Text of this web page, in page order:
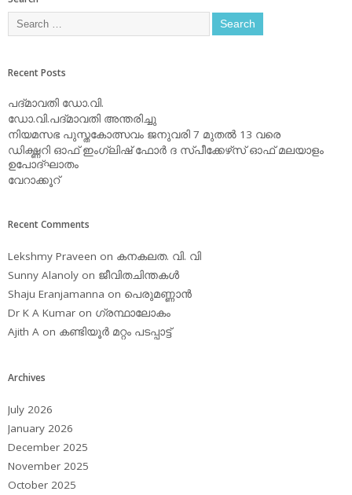
Recent Posts
പദ്മാവതി ഡോ.വി.
ഡോ.വി.പദ്മാവതി അന്തരിച്ചു
നിയമസഭ പുസ്തകോത്സവം ജനുവരി 7 മുതല്‍ 13 വരെ
ഡിക്ഷ്ണറി ഓഫ് ഇംഗ്ലിഷ് ഫോര്‍ ദ സ്പീക്കേഴ്‌സ് ഓഫ് മലയാളം
ഉപോദ്ഘാതം
വേറാക്കൂറ്
Recent Comments
Lekshmy Praveen on കനകലത. വി. വി
Sunny Alanoly on ജീവിതചിന്തകള്‍
Shaju Eranjamanna on പെരുമണ്ണാന്‍
Dr K A Kumar on ഗ്രന്ഥാലോകം
Ajith A on കണ്ടിയൂര്‍ മറ്റം പടപ്പാട്ട്‌
Archives
July 2026
January 2026
December 2025
November 2025
October 2025